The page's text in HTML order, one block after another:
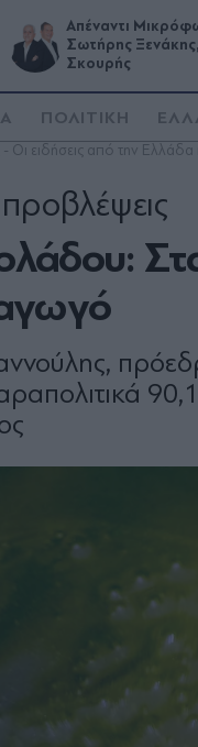
Απέναντι
Σωτήρης
Σκουρής
ΠΟΛΙΤΙΚΗ
- Οι ειδήσεις από την
90,1